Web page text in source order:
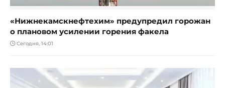
«Нижнекамскнефтехим» предупредил горожан
о плановом усилении горения факела
Сегодня, 14:01